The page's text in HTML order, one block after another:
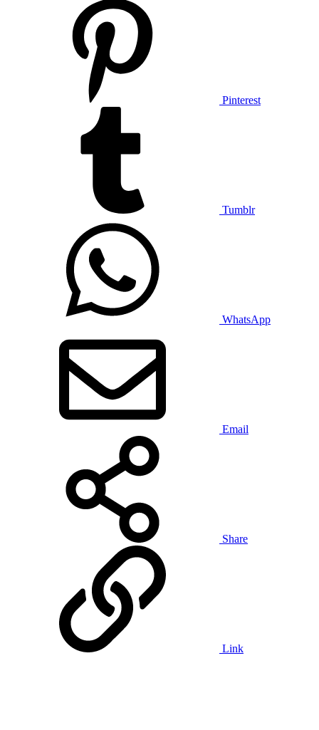
Pinterest
Tumblr
WhatsApp
Email
Share
Link